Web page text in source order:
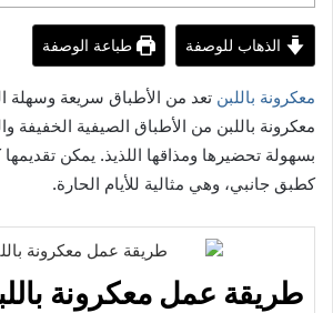
الذهاب للوصفة طباعة الوصفة
معكرونة باللبن تعد من الأطباق سريعة وسهلة
معكرونة باللبن من الأطباق الصيفية الخفيفة
بسهولة تحضيرها ومذاقها اللذيذ. يمكن
كطبق جانبي، وهي مثالية للأيام الحارة.
طريقة عمل معكرونة